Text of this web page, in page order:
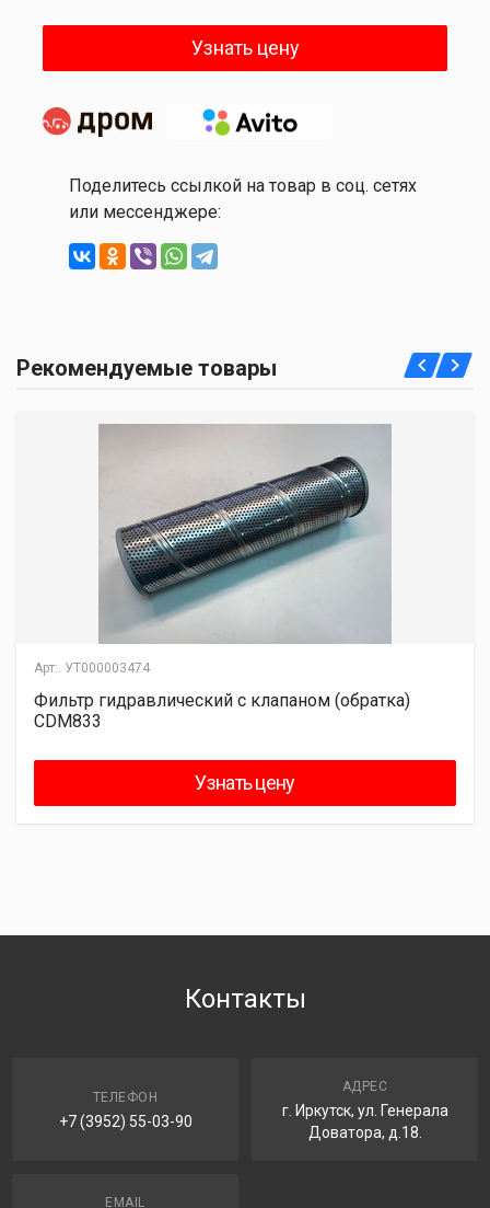
Узнать цену
Поделитесь ссылкой на товар в соц. сетях
или мессенджере:
Рекомендуемые товары
Арт:. УТ000003474
Фильтр гидравлический с клапаном (обратка)
CDM833
Узнать цену
Контакты
ТЕЛЕФОН
+7 (3952) 55-03-90
АДРЕС
г. Иркутск, ул. Генерала
Доватора, д.18.
EMAIL